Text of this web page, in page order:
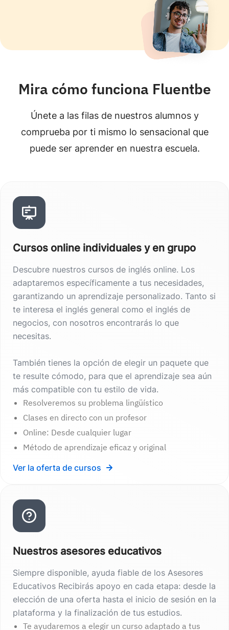
Mira cómo funciona Fluentbe
Únete a las filas de nuestros alumnos y
comprueba por ti mismo lo sensacional que
puede ser aprender en nuestra escuela.
Cursos online individuales y en grupo
Descubre nuestros cursos de inglés online. Los
adaptaremos específicamente a tus necesidades,
garantizando un aprendizaje personalizado. Tanto si
te interesa el inglés general como el inglés de
negocios, con nosotros encontrarás lo que
necesitas.
También tienes la opción de elegir un paquete que
te resulte cómodo, para que el aprendizaje sea aún
más compatible con tu estilo de vida.
Resolveremos su problema lingüístico
Clases en directo con un profesor
Online: Desde cualquier lugar
Método de aprendizaje eficaz y original
Ver la oferta de cursos
Nuestros asesores educativos
Siempre disponible, ayuda fiable de los Asesores
Educativos Recibirás apoyo en cada etapa: desde la
elección de una oferta hasta el inicio de sesión en la
plataforma y la finalización de tus estudios.
Te ayudaremos a elegir un curso adaptado a tus